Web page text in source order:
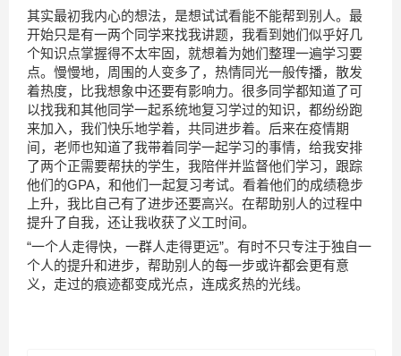
其实最初我内心的想法，是想试试看能不能帮到别人。最
开始只是有一两个同学来找我讲题，我看到她们似乎好几
个知识点掌握得不太牢固，就想着为她们整理一遍学习要
点。慢慢地，周围的人变多了，热情同光一般传播，散发
着热度，比我想象中还要有影响力。很多同学都知道了可
以找我和其他同学一起系统地复习学过的知识，都纷纷跑
来加入，我们快乐地学着，共同进步着。后来在疫情期
间，老师也知道了我带着同学一起学习的事情，给我安排
了两个正需要帮扶的学生，我陪伴并监督他们学习，跟踪
他们的GPA，和他们一起复习考试。看着他们的成绩稳步
上升，我比自己有了进步还要高兴。在帮助别人的过程中
提升了自我，还让我收获了义工时间。
“一个人走得快，一群人走得更远”。有时不只专注于独自一
个人的提升和进步，帮助别人的每一步或许都会更有意
义，走过的痕迹都变成光点，连成炙热的光线。